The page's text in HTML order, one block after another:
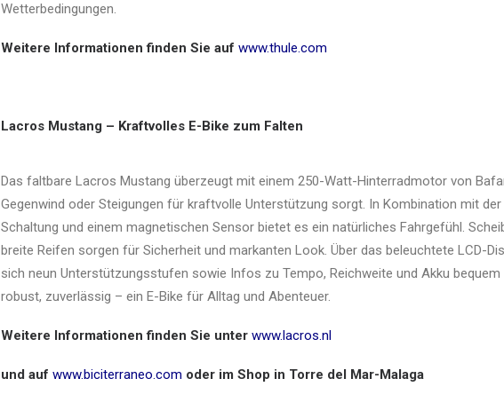
Wetterbedingungen.
Weitere Informationen finden Sie auf www.thule.com
Lacros Mustang – Kraftvolles E-Bike zum Falten
Das faltbare Lacros Mustang überzeugt mit einem 250-Watt-Hinterradmotor von
Gegenwind oder Steigungen für kraftvolle Unterstützung sorgt. In Kombination mit
Schaltung und einem magnetischen Sensor bietet es ein natürliches Fahrgefühl.
breite Reifen sorgen für Sicherheit und markanten Look. Über das beleuchtete LCD-
sich neun Unterstützungsstufen sowie Infos zu Tempo, Reichweite und Akku bequem
robust, zuverlässig – ein E-Bike für Alltag und Abenteuer.
Weitere Informationen finden Sie unter www.lacros.nl
und auf www.biciterraneo.com oder im Shop in Torre del Mar-Malaga